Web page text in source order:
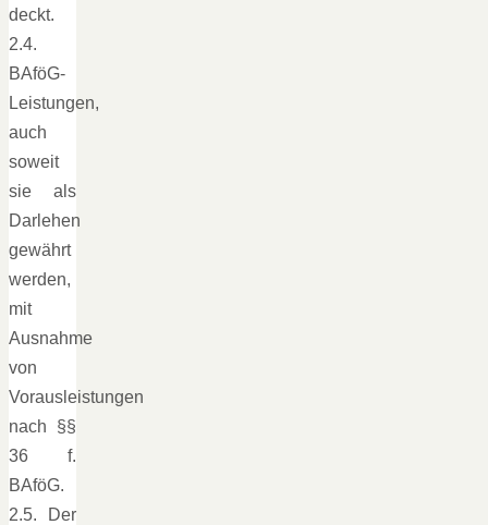
deckt.
2.4.
BAföG-
Leistungen,
auch
soweit
sie als
Darlehen
gewährt
werden,
mit
Ausnahme
von
Vorausleistungen
nach §§
36 f.
BAföG.
2.5. Der